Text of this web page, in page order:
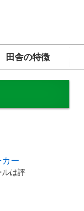
田舎の特徴
ー
ルは評